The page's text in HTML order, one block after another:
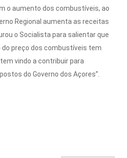
o aumento dos combustíveis, ao
Regional aumenta as receitas
o Socialista para salientar que
do preço dos combustíveis tem
vindo a contribuir para
do Governo dos Açores”.